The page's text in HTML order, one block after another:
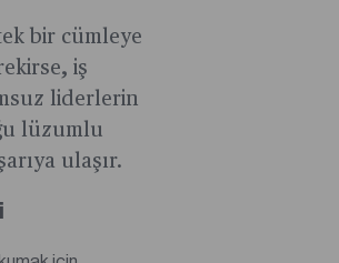
bir cümleye
iş
liderlerin
lüzumlu
ulaşır.